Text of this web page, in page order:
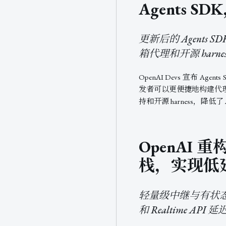
Agents
更新后的 Agents
箱代理和开源
OpenAI Devs 宣布
发者可以更便捷地构建代
持和开源 harness，降低
OpenAI 重
栈，实现低
轻量级中继与有状
和 Realtime API 延